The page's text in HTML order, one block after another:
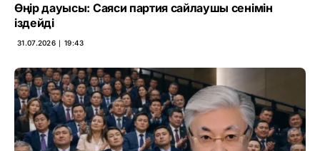
Өңір дауысы: Саяси партия сайлаушы сенімін
іздейді
31.07.2026 ∣ 19:43